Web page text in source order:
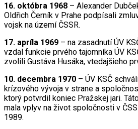
16. októbra 1968 – Alexander
Oldřich Černík v Prahe podpísali
vojsk na území ČSSR.
17. apríla 1969 – na zasadnutí ÚV
vzdal funkcie prvého tajomníka ÚV
zvolili Gustáva Husáka, vtedajšieho
10. decembra 1970 – ÚV KSČ
krízového vývoja v strane a
ktorý potvrdil koniec Pražskej jari.
mala vplyv na život spoločnosti v
1989.